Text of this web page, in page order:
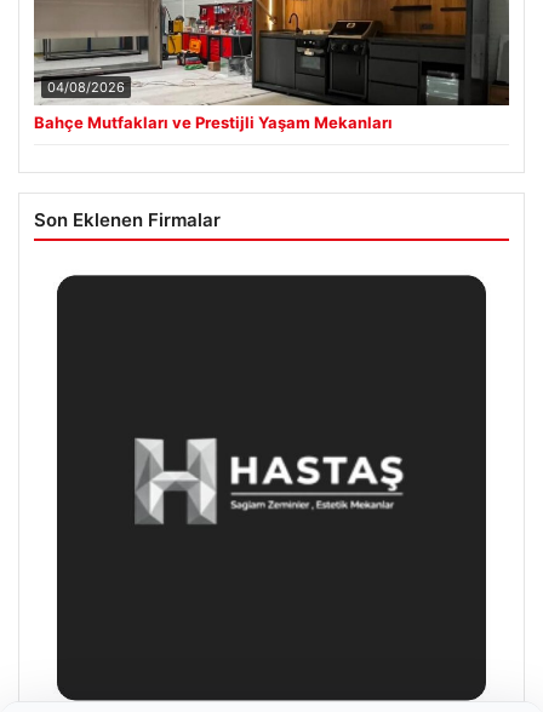
04/08/2026
Bahçe Mutfakları ve Prestijli Yaşam Mekanları
Son Eklenen Firmalar